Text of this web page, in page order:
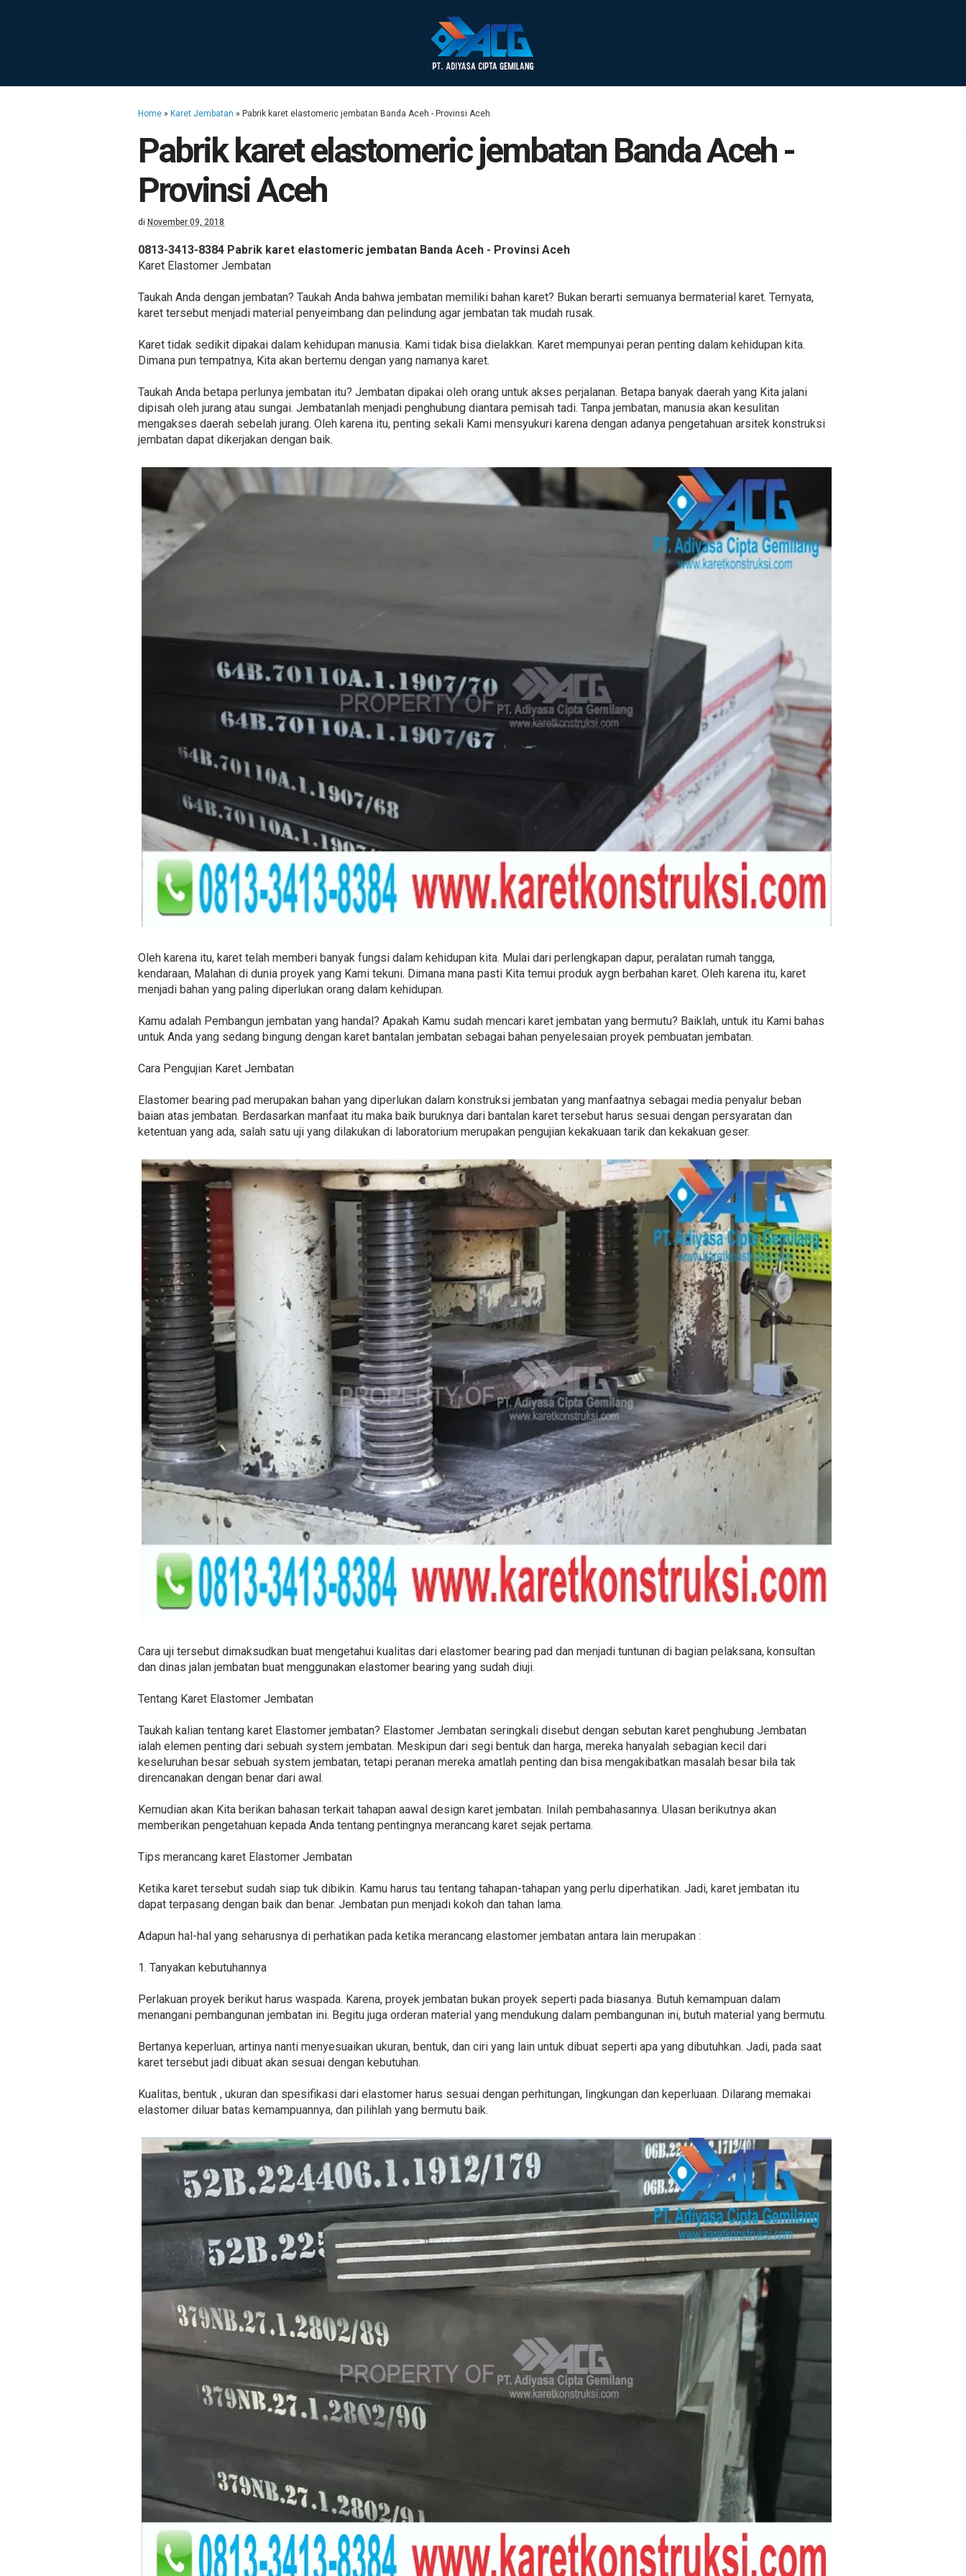
Home » Karet Jembatan » Pabrik karet elastomeric jembatan Banda Aceh - Provinsi Aceh
Pabrik karet elastomeric jembatan Banda Aceh -
Provinsi Aceh
di November 09, 2018
0813-3413-8384 Pabrik karet elastomeric jembatan Banda Aceh - Provinsi Aceh
Karet Elastomer Jembatan
Taukah Anda dengan jembatan? Taukah Anda bahwa jembatan memiliki bahan karet? Bukan berarti semuanya bermaterial karet. Ternyata,
karet tersebut menjadi material penyeimbang dan pelindung agar jembatan tak mudah rusak.
Karet tidak sedikit dipakai dalam kehidupan manusia. Kami tidak bisa dielakkan. Karet mempunyai peran penting dalam kehidupan kita.
Dimana pun tempatnya, Kita akan bertemu dengan yang namanya karet.
Taukah Anda betapa perlunya jembatan itu? Jembatan dipakai oleh orang untuk akses perjalanan. Betapa banyak daerah yang Kita jalani
dipisah oleh jurang atau sungai. Jembatanlah menjadi penghubung diantara pemisah tadi. Tanpa jembatan, manusia akan kesulitan
mengakses daerah sebelah jurang. Oleh karena itu, penting sekali Kami mensyukuri karena dengan adanya pengetahuan arsitek konstruksi
jembatan dapat dikerjakan dengan baik.
Oleh karena itu, karet telah memberi banyak fungsi dalam kehidupan kita. Mulai dari perlengkapan dapur, peralatan rumah tangga,
kendaraan, Malahan di dunia proyek yang Kami tekuni. Dimana mana pasti Kita temui produk aygn berbahan karet. Oleh karena itu, karet
menjadi bahan yang paling diperlukan orang dalam kehidupan.
Kamu adalah Pembangun jembatan yang handal? Apakah Kamu sudah mencari karet jembatan yang bermutu? Baiklah, untuk itu Kami bahas
untuk Anda yang sedang bingung dengan karet bantalan jembatan sebagai bahan penyelesaian proyek pembuatan jembatan.
Cara Pengujian Karet Jembatan
Elastomer bearing pad merupakan bahan yang diperlukan dalam konstruksi jembatan yang manfaatnya sebagai media penyalur beban
baian atas jembatan. Berdasarkan manfaat itu maka baik buruknya dari bantalan karet tersebut harus sesuai dengan persyaratan dan
ketentuan yang ada, salah satu uji yang dilakukan di laboratorium merupakan pengujian kekakuaan tarik dan kekakuan geser.
Cara uji tersebut dimaksudkan buat mengetahui kualitas dari elastomer bearing pad dan menjadi tuntunan di bagian pelaksana, konsultan
dan dinas jalan jembatan buat menggunakan elastomer bearing yang sudah diuji.
Tentang Karet Elastomer Jembatan
Taukah kalian tentang karet Elastomer jembatan? Elastomer Jembatan seringkali disebut dengan sebutan karet penghubung Jembatan
ialah elemen penting dari sebuah system jembatan. Meskipun dari segi bentuk dan harga, mereka hanyalah sebagian kecil dari
keseluruhan besar sebuah system jembatan, tetapi peranan mereka amatlah penting dan bisa mengakibatkan masalah besar bila tak
direncanakan dengan benar dari awal.
Kemudian akan Kita berikan bahasan terkait tahapan aawal design karet jembatan. Inilah pembahasannya. Ulasan berikutnya akan
memberikan pengetahuan kepada Anda tentang pentingnya merancang karet sejak pertama.
Tips merancang karet Elastomer Jembatan
Ketika karet tersebut sudah siap tuk dibikin. Kamu harus tau tentang tahapan-tahapan yang perlu diperhatikan. Jadi, karet jembatan itu
dapat terpasang dengan baik dan benar. Jembatan pun menjadi kokoh dan tahan lama.
Adapun hal-hal yang seharusnya di perhatikan pada ketika merancang elastomer jembatan antara lain merupakan :
1. Tanyakan kebutuhannya
Perlakuan proyek berikut harus waspada. Karena, proyek jembatan bukan proyek seperti pada biasanya. Butuh kemampuan dalam
menangani pembangunan jembatan ini. Begitu juga orderan material yang mendukung dalam pembangunan ini, butuh material yang bermutu.
Bertanya keperluan, artinya nanti menyesuaikan ukuran, bentuk, dan ciri yang lain untuk dibuat seperti apa yang dibutuhkan. Jadi, pada saat
karet tersebut jadi dibuat akan sesuai dengan kebutuhan.
Kualitas, bentuk , ukuran dan spesifikasi dari elastomer harus sesuai dengan perhitungan, lingkungan dan keperluaan. Dilarang memakai
elastomer diluar batas kemampuannya, dan pilihlah yang bermutu baik.